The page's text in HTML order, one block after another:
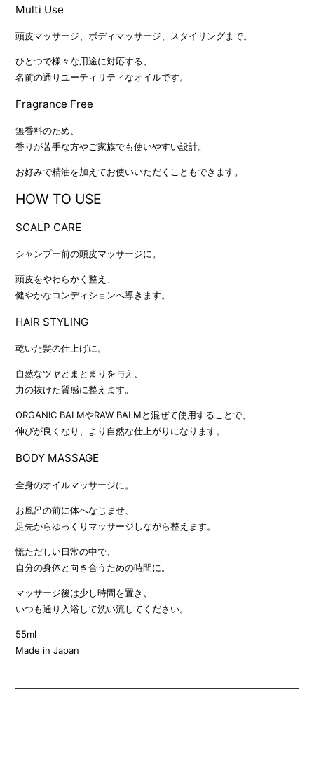
Multi Use
頭皮マッサージ、ボディマッサージ、スタイリングまで。
ひとつで様々な用途に対応する、
名前の通りユーティリティなオイルです。
Fragrance Free
無香料のため、
香りが苦手な方やご家族でも使いやすい設計。
お好みで精油を加えてお使いいただくこともできます。
HOW TO USE
SCALP CARE
シャンプー前の頭皮マッサージに。
頭皮をやわらかく整え、
健やかなコンディションへ導きます。
HAIR STYLING
乾いた髪の仕上げに。
自然なツヤとまとまりを与え、
力の抜けた質感に整えます。
ORGANIC BALMやRAW BALMと混ぜて使用することで、
伸びが良くなり、より自然な仕上がりになります。
BODY MASSAGE
全身のオイルマッサージに。
お風呂の前に体へなじませ、
足先からゆっくりマッサージしながら整えます。
慌ただしい日常の中で、
自分の身体と向き合うための時間に。
マッサージ後は少し時間を置き、
いつも通り入浴して洗い流してください。
55ml
Made in Japan